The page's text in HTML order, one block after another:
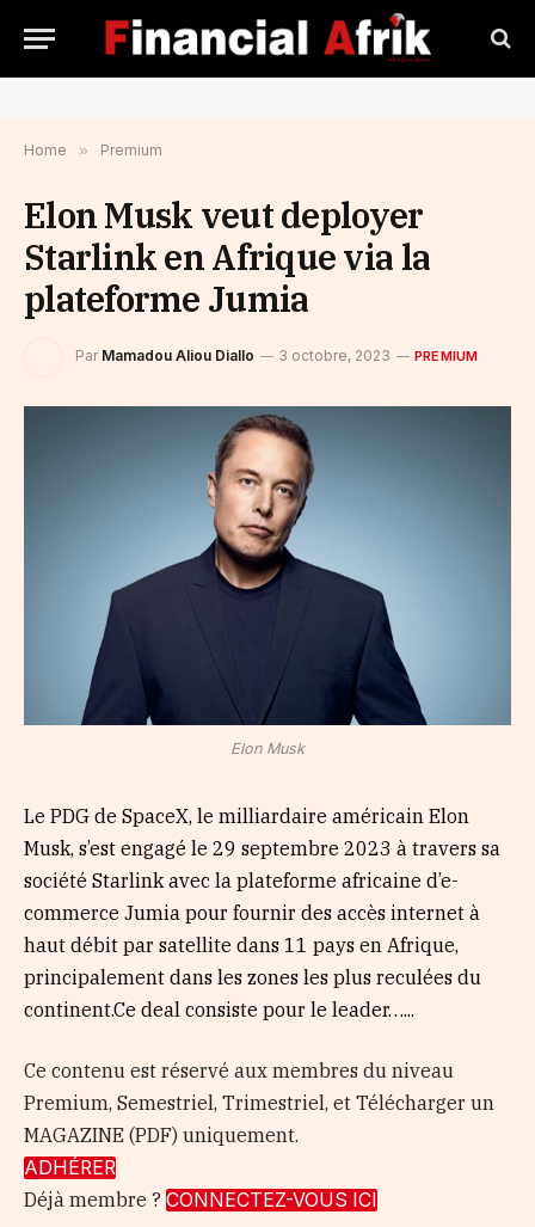
Home » Premium
Elon Musk veut deployer
Starlink en Afrique via la
plateforme Jumia
Par Mamadou Aliou Diallo 3 octobre, 2023 PREMIUM
Elon Musk
Le PDG de SpaceX, le milliardaire américain Elon
Musk, s’est engagé le 29 septembre 2023 à travers sa
société Starlink avec la plateforme africaine d’e-
commerce Jumia pour fournir des accès internet à
haut débit par satellite dans 11 pays en Afrique,
principalement dans les zones les plus reculées du
continent.Ce deal consiste pour le leader…...
Ce contenu est réservé aux membres du niveau
Premium, Semestriel, Trimestriel, et Télécharger un
MAGAZINE (PDF) uniquement.
ADHÉRER
Déjà membre ? CONNECTEZ-VOUS ICI